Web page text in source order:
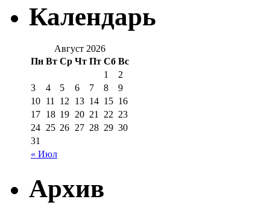
Календарь
Август 2026
Пн Вт Ср Чт Пт Сб Вс
« Июл
1
2
3
4 5 6 7 8
9
10 11 12 13 14 15 16
17 18 19 20 21 22 23
24 25 26 27 28 29 30
31
Архив